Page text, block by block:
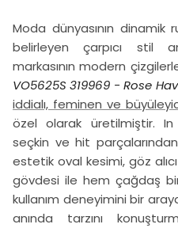
Moda dünyasının
belirleyen çarpıcı stil
markasının modern
VO5625S 319969 - Rose
iddialı, feminen ve
özel olarak üretilmiştir.
seçkin ve hit
estetik oval kesimi, göz
gövdesi ile hem çağdaş
kullanım deneyimini bir
anında tarzını